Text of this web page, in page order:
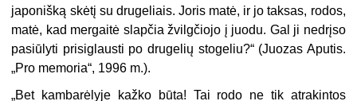
japonišką skėtį su drugeliais. Joris matė, ir jo taksas, rodos,
matė, kad mergaitė slapčia žvilgčiojo į juodu. Gal ji nedrįso
pasiūlyti prisiglausti po drugelių stogeliu?“ (Juozas Aputis.
„Pro memoria“, 1996 m.).
„Bet kambarėlyje kažko būta! Tai rodo ne tik atrakintos